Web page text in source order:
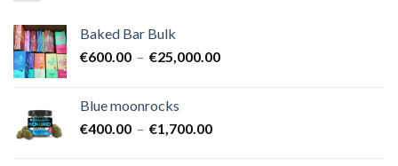
Baked Bar Bulk
€600.00 – €25,000.00Plage
Blue moonrocks
€400.00 – €1,700.00Plage